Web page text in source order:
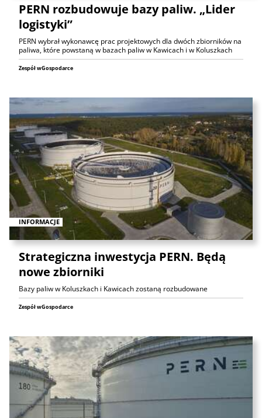
PERN rozbudowuje bazy paliw. „Lider
logistyki”
PERN wybrał wykonawcę prac projektowych dla dwóch zbiorników na
paliwa, które powstaną w bazach paliw w Kawicach i w Koluszkach
Zespół wGospodarce
INFORMACJE
Strategiczna inwestycja PERN. Będą
nowe zbiorniki
Bazy paliw w Koluszkach i Kawicach zostaną rozbudowane
Zespół wGospodarce